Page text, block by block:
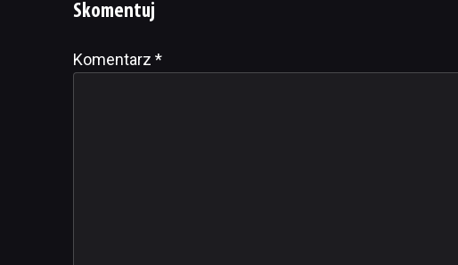
Skomentuj
Komentarz *
Alternative: